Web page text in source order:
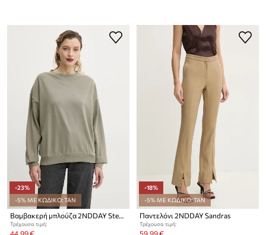
-23%
-5% ΜΕ ΚΩΔΙΚΟ: TAN
Τρέχουσα τιμή:
44,99 €
-18%
-5% ΜΕ ΚΩΔΙΚΟ: TAN
Παντελόνι 2NDDAY Sandras
Τρέχουσα τιμή:
59,99 €